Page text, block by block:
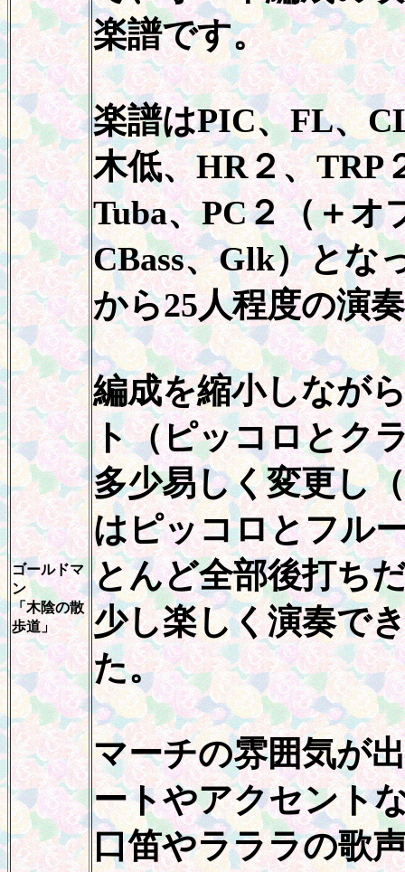
ゴールドマ
ン
「木陰の散
歩道」
楽譜です。
楽譜はPIC、FL、
木低、HR２、TRP
Tuba、PC２（＋オ
CBass、Glk）とな
から25人程度の演
編成を縮小しなが
ト（ピッコロとク
多少易しく変更し
はピッコロとフル
とんど全部後打ち
少し楽しく演奏で
た。
マーチの雰囲気が
ートやアクセント
口笛やラララの歌